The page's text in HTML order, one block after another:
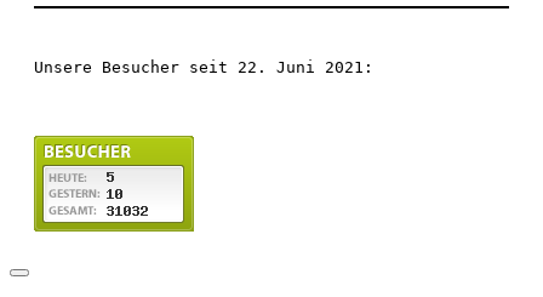
Unsere Besucher seit 22. Juni 2021: